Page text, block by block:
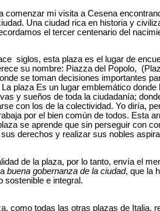
comenzar mi visita a Cesena
Una ciudad rica en historia y
el tercer centenario del
siglos, esta plaza es el lugar de
su nombre: Piazza del Popolo,
se toman decisiones importantes
plaza Es un lugar emblemático
y sueños de toda la ciudadanía;
con los de la colectividad. Yo diría,
por el bien común de todos. Esta
se aprende que sin perseguir con
derechos y realizar sus nobles
de la plaza, por lo tanto, envía el
buena gobernanza de la ciudad, que la
sostenible e integral.
como todas las otras plazas de Italia,